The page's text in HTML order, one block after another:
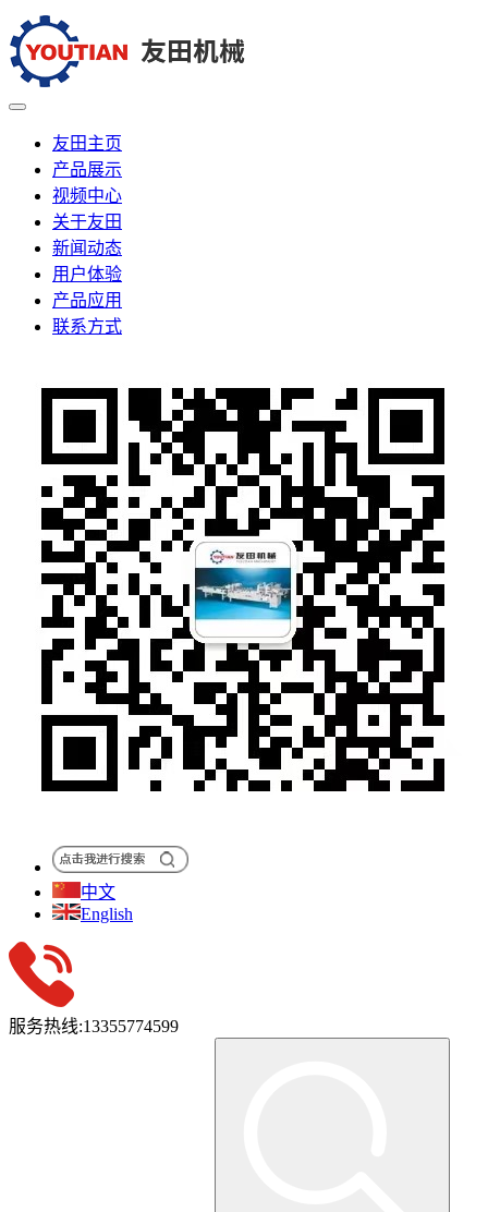
友田主页
产品展示
视频中心
关于友田
新闻动态
用户体验
产品应用
联系方式
中文
English
服务热线:13355774599